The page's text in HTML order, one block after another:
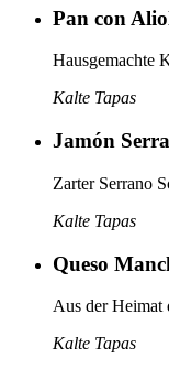
Pan con
Hausgemachte
Kalte Tapas
Jamón
Zarter Serrano
Kalte Tapas
Queso
Aus der Heimat
Kalte Tapas